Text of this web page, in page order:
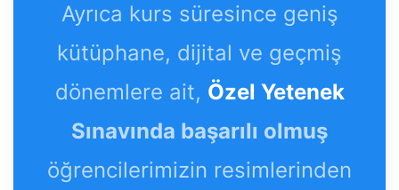
Ayrıca kurs süresince geniş
kütüphane, dijital ve geçmiş
dönemlere ait, Özel Yetenek
Sınavında başarılı olmuş
öğrencilerimizin resimlerinden